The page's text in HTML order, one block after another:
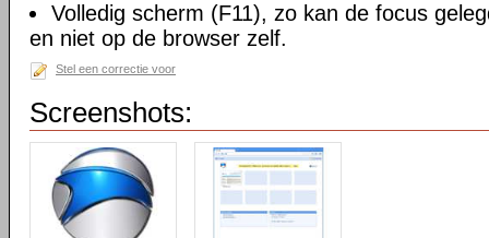
Volledig scherm (F11), zo kan de focus
en niet op de browser zelf.
Stel een correctie voor
Screenshots: